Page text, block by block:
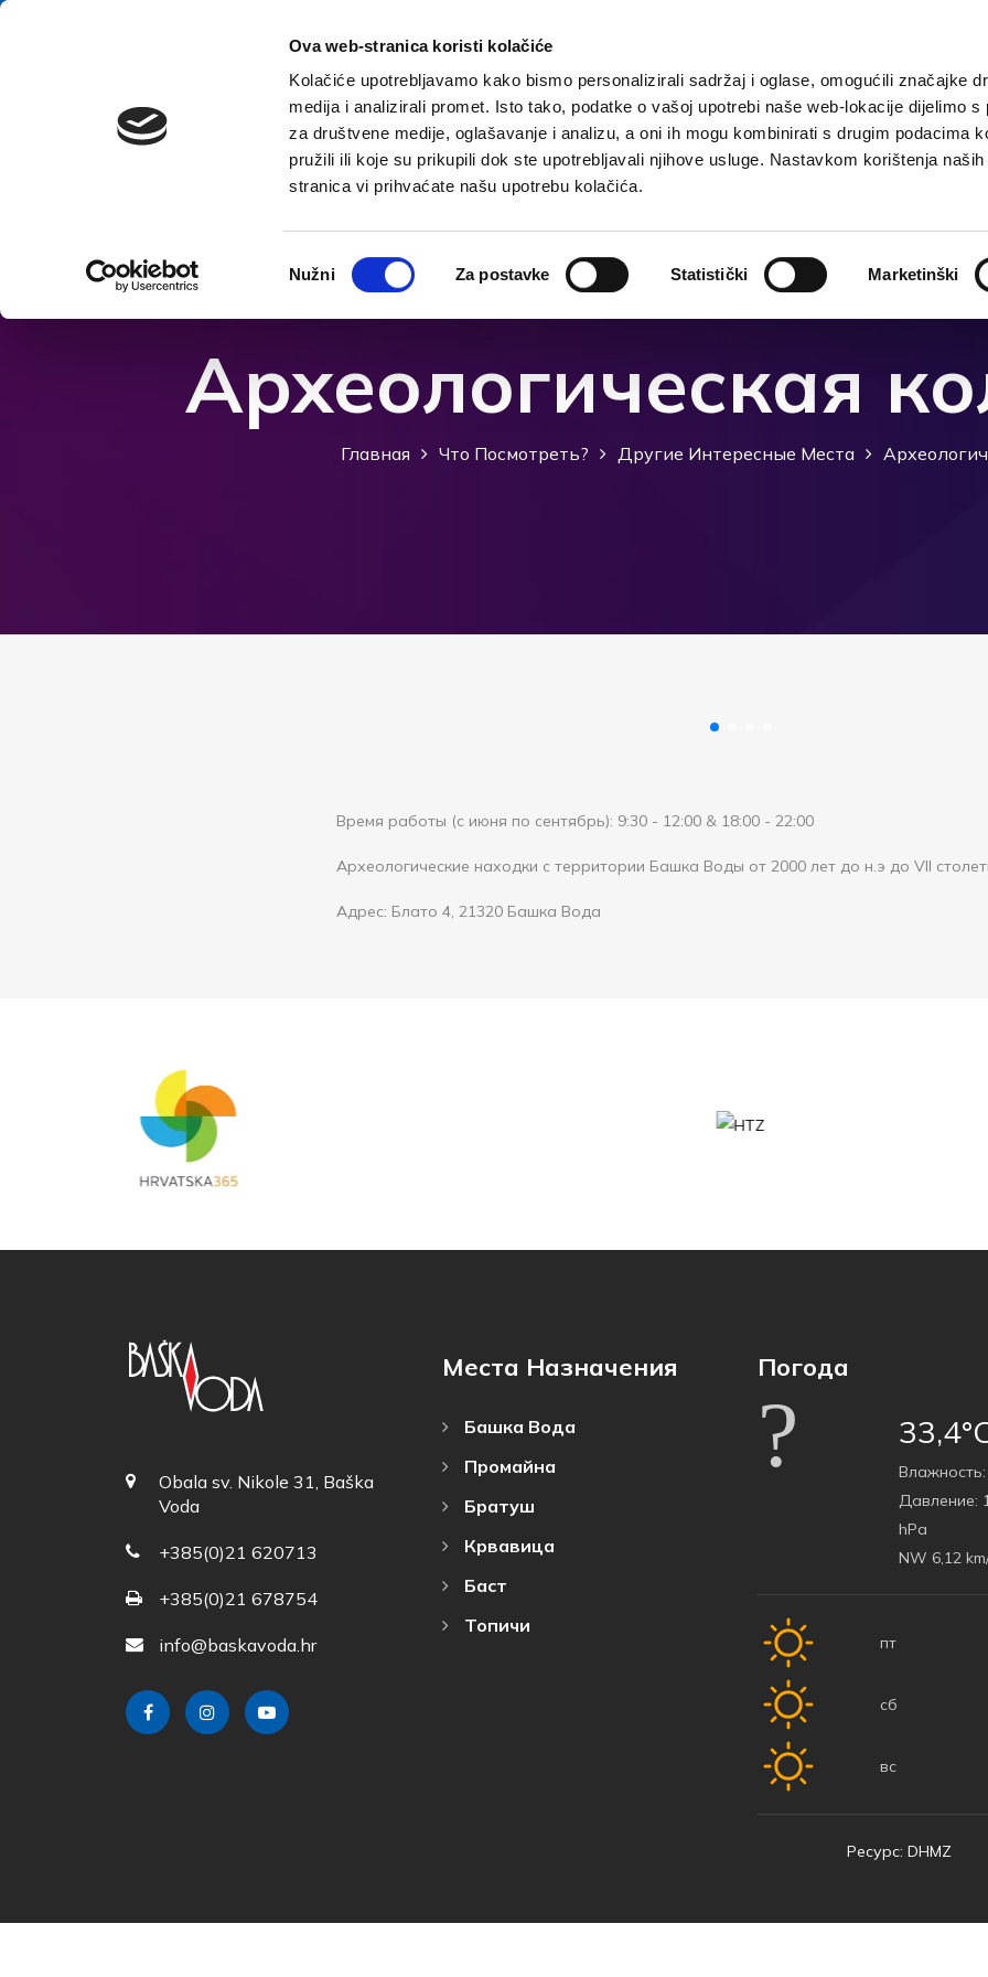
Ova web-stranica koristi kolačiće
Kolačiće upotrebljavamo kako bismo personalizirali sadržaj i oglase, omogućili značajke
medija i analizirali promet. Isto tako, podatke o vašoj upotrebi naše web-lokacije dijelimo s
za društvene medije, oglašavanje i analizu, a oni ih mogu kombinirati s drugim podacima
pružili ili koje su prikupili dok ste upotrebljavali njihove usluge. Nastavkom korištenja
stranica vi prihvaćate našu upotrebu kolačića.
pristanka
Nužni Za postavke Statistički Marketinški
перейти к содержанию
Домой Назначения Размещение Чем заняться? Что
Археологическая
Главная Что Посмотреть? Другие Интересные Места
Время работы (с июня по сентябрь): 9:30 - 12:00 & 18:00 - 22:00
Археологические находки с территории Башка Воды от 2000 лет до н.э до VII
Адрес: Блато 4, 21320 Башка Вода
Obala sv. Nikole 31, Baška
Voda
+385(0)21 620713
+385(0)21 678754
info@baskavoda.hr
Места Назначения
Башка Bода
Промайна
Братуш
Крвавица
Баст
Топичи
Погода
Bлажность:
Давление:
hPa
NW 6,12
пт
сб
вс
Ресурс: DHMZ